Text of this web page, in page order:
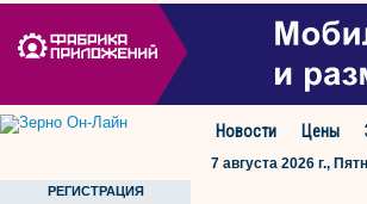
Новости Цены
7 августа 2026 г.,
РЕГИСТРАЦИЯ